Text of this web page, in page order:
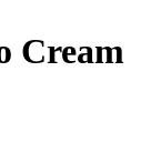
Cream